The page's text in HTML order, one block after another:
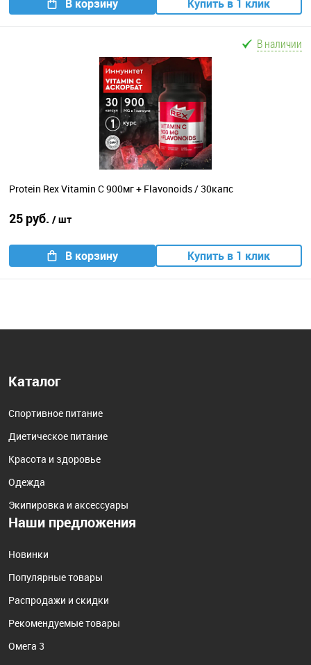
В корзину Купить в 1 клик
В наличии
Protein Rex Vitamin C 900мг + Flavonoids / 30капс
25 руб. / шт
В корзину Купить в 1 клик
Каталог
Спортивное питание
Диетическое питание
Красота и здоровье
Одежда
Экипировка и аксессуары
Наши предложения
Новинки
Популярные товары
Распродажи и скидки
Рекомендуемые товары
Омега 3